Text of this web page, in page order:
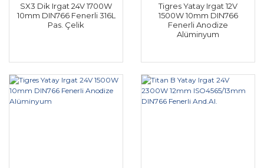
SX3 Dik Irgat 24V 1700W
10mm DIN766 Fenerli 316L
Pas. Çelik
Tigres Yatay Irgat 12V
1500W 10mm DIN766
Fenerli Anodize
Alüminyum